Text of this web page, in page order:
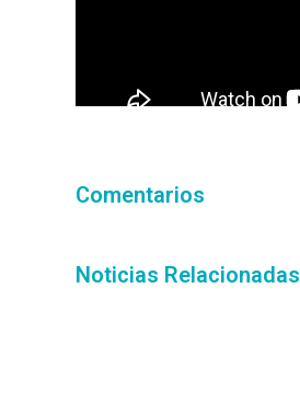
Comentarios
Noticias Relacionadas